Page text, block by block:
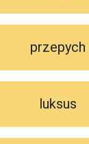
przepych
luksus